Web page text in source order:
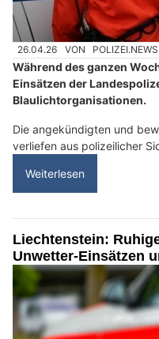
26.04.26 VON
Während des ganzen
Einsätzen der
Blaulichtorganisationen.
Die angekündigten und
verliefen aus polizeilicher
Weiterlesen
Liechtenstein:
Unwetter-Einsätzen